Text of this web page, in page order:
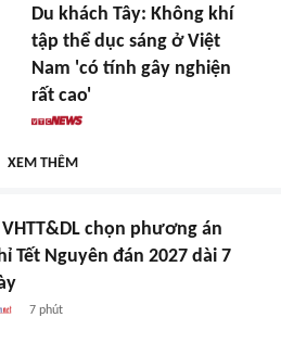
Du khách Tây: Không khí
tập thể dục sáng ở Việt
Nam 'có tính gây nghiện
rất cao'
XEM THÊM
VHTT&DL chọn phương án
Tết Nguyên đán 2027 dài 7
7 phút